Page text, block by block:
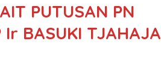
PUTUSAN PN
Ir BASUKI TJAHAJA